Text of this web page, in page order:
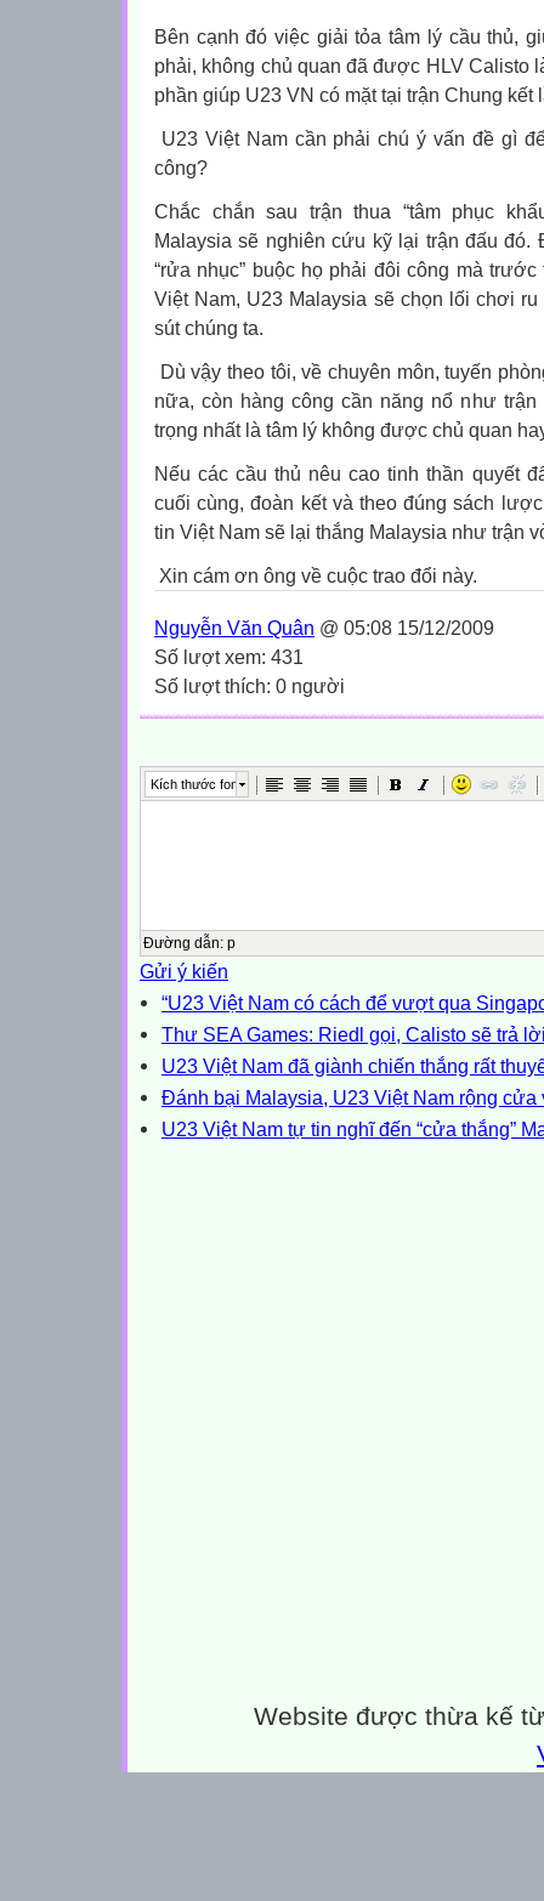
Bên cạnh đó việc giải tỏa tâm lý cầu thủ,
phải, không chủ quan đã được HLV Calisto
phần giúp U23 VN có mặt tại trận Chung kết
U23 Việt Nam cần phải chú ý vấn đề gì
công?
Chắc chắn sau trận thua “tâm phục
Malaysia sẽ nghiên cứu kỹ lại trận đấu đó.
“rửa nhục” buộc họ phải đôi công mà
Việt Nam, U23 Malaysia sẽ chọn lối chơi
sút chúng ta.
Dù vậy theo tôi, về chuyên môn, tuyến
nữa, còn hàng công cần năng nổ như
trọng nhất là tâm lý không được chủ quan
Nếu các cầu thủ nêu cao tinh thần quyết
cuối cùng, đoàn kết và theo đúng sách
tin Việt Nam sẽ lại thắng Malaysia như trận
Xin cám ơn ông về cuộc trao đổi này.
Nguyễn Văn Quân @ 05:08 15/12/2009
Số lượt xem: 431
Số lượt thích: 0 người
Kích thước font
Đường dẫn: p
Gửi ý kiến
“U23 Việt Nam có cách để vượt qua
Thư SEA Games: Riedl gọi, Calisto sẽ trả
U23 Việt Nam đã giành chiến thắng rất
Đánh bại Malaysia, U23 Việt Nam rộng cửa
U23 Việt Nam tự tin nghĩ đến “cửa thắng”
Website được thừa kế